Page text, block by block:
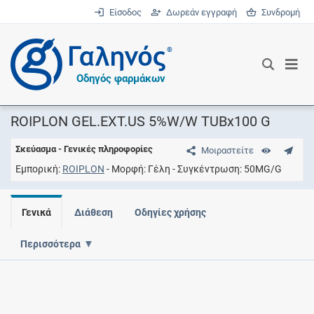
Είσοδος Δωρεάν εγγραφή Συνδρομή
®
Οδηγός φαρμάκων
ROIPLON GEL.EXT.US 5%W/W TUBx100 G
Μοιραστείτε
Σκεύασμα - Γενικές πληροφορίες
Εμπορική ROIPLON Μορφή Γέλη Συγκέντρωση 50MG/G
Γενικά Διάθεση Οδηγίες χρήσης
Περισσότερα